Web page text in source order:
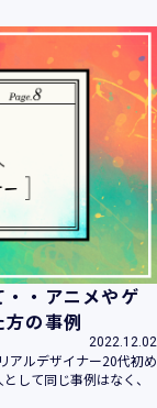
定める指針その
リスクに対して
、体制を構築
一の際には速や
に対しては、迅
を取り巻く環境
て継続的に改善
情報に関する苦
任者 安部 洋平
スファーストビ
・アニメやゲ
の事例
2022.12.02
アルデザイナー20代初め
して同じ事例はなく、